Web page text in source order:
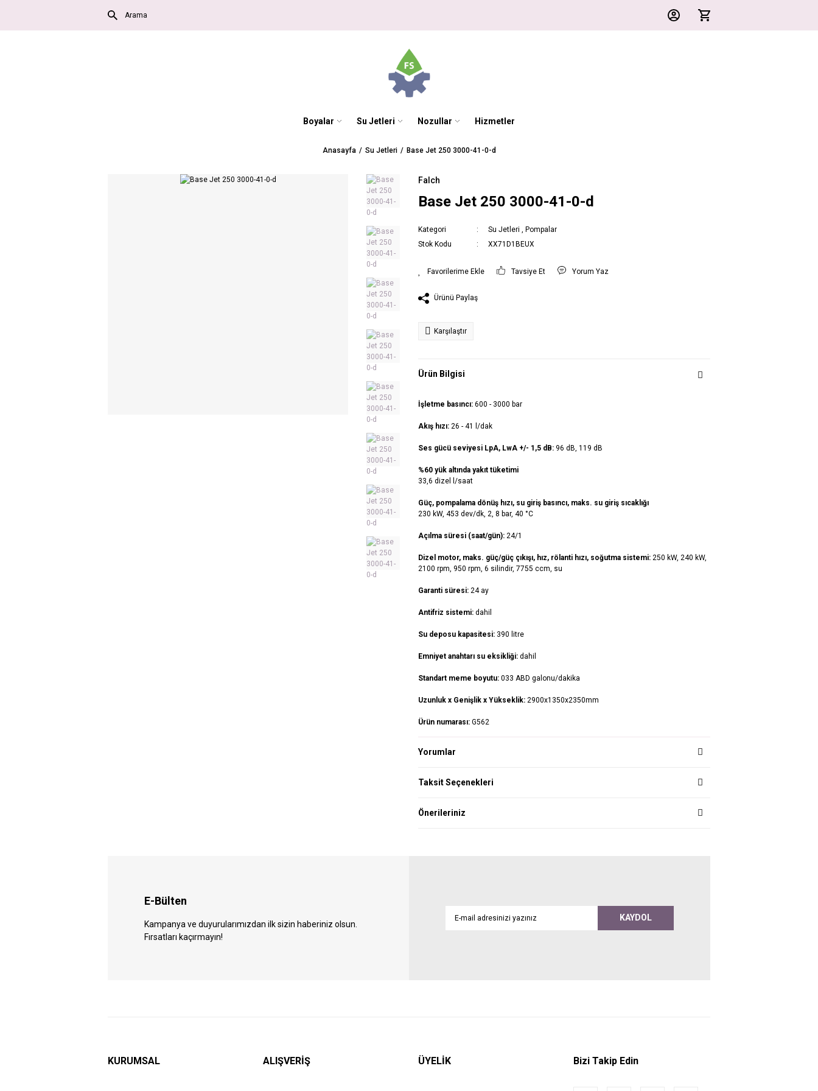
Boyalar Su Jetleri Nozullar Hizmetler
Anasayfa Su Jetleri Base Jet 250 3000-41-0-d
Falch
Base Jet 250 3000-41-0-d
Kategori Su Jetleri , Pompalar
Stok Kodu
XX71D1BEUX
Tavsiye Et Yorum Yaz
Ürünü Paylaş
Karşılaştır
Ürün Bilgisi
İşletme basıncı: 600 - 3000 bar
Akış hızı: 26 - 41 l/dak
Ses gücü seviyesi LpA, LwA +/- 1,5 dB: 96 dB, 119 dB
%60 yük altında yakıt tüketimi
33,6 dizel l/saat
Güç, pompalama dönüş hızı, su giriş basıncı, maks. su giriş sıcaklığı
230 kW, 453 dev/dk, 2, 8 bar, 40 °C
Açılma süresi (saat/gün): 24/1
Dizel motor, maks. güç/güç çıkışı, hız, rölanti hızı, soğutma sistemi: 250 kW, 240 kW,
2100 rpm, 950 rpm, 6 silindir, 7755 ccm, su
Garanti süresi: 24 ay
Antifriz sistemi: dahil
Su deposu kapasitesi: 390 litre
Emniyet anahtarı su eksikliği: dahil
Standart meme boyutu: 033 ABD galonu/dakika
Uzunluk x Genişlik x Yükseklik: 2900x1350x2350mm
Ürün numarası: G562
Yorumlar
Taksit Seçenekleri
Önerileriniz
E-Bülten
Kampanya ve duyurularımızdan ilk sizin haberiniz olsun.
Fırsatları kaçırmayın!
KAYDOL
KURUMSAL ALIŞVERİŞ ÜYELİK Bizi Takip Edin